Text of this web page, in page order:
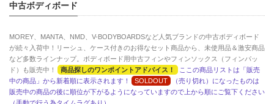
中古ボディボード
MOREY、MANTA、NMD、V-BODYBOARDSなど人気ブランドの中古ボディボード
が続々入荷中！リーシュ、ケース付きのお得なセット商品から、未使用品＆激安商品
など多数ラインナップ。ボディボード用中古フィンやフィンソックス（フィンパッ
ド）も販売中！
商品探しのワンポイントアドバイス！
ここの商品リストは「販売
中の商品」から新着順に表示されます！
SOLDOUT
（売り切れ）になったものは
販売中の商品の後に順位が下がるようになっていますので上から順にご覧下ください